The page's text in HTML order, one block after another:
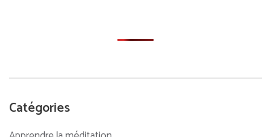
Catégories